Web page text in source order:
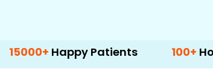
Happy Patients 100+ Hospitals